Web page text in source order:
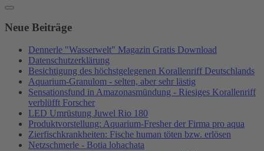
Neue Beiträge
Dennerle "Wasserwelt" Magazin Gratis Download
Datenschutzerklärung
Besichtigung des höchstgelegenen Korallenriff Deutschlands
Aquarium-Granulom - selten, aber sehr lästig
Sensationsfund in Amazonasmündung - Riesiges Korallenriff
verblüfft Forscher
LED Umrüstung Juwel Rio 180
Produktvorstellung: Aquarium-Fresher der Firma pro aqua
Zierfischkrankheiten: Fische human töten bzw. erlösen
Netzschmerle - Botia lohachata